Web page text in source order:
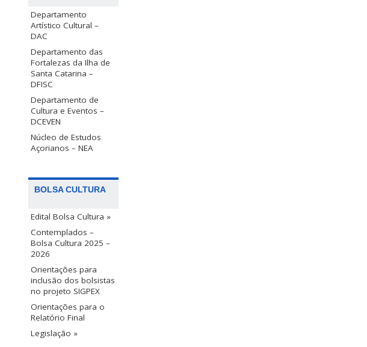
Departamento
Artístico Cultural –
DAC
Departamento das
Fortalezas da Ilha de
Santa Catarina –
DFISC
Departamento de
Cultura e Eventos –
DCEVEN
Núcleo de Estudos
Açorianos – NEA
BOLSA CULTURA
Edital Bolsa Cultura »
Contemplados –
Bolsa Cultura 2025 –
2026
Orientações para
inclusão dos bolsistas
no projeto SIGPEX
Orientações para o
Relatório Final
Legislação »